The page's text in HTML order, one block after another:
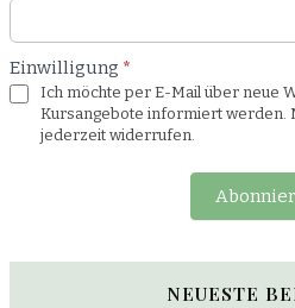
Einwilligung *
Ich möchte per E-Mail über neue
Kursangebote informiert werden.
jederzeit widerrufen.
NEUESTE